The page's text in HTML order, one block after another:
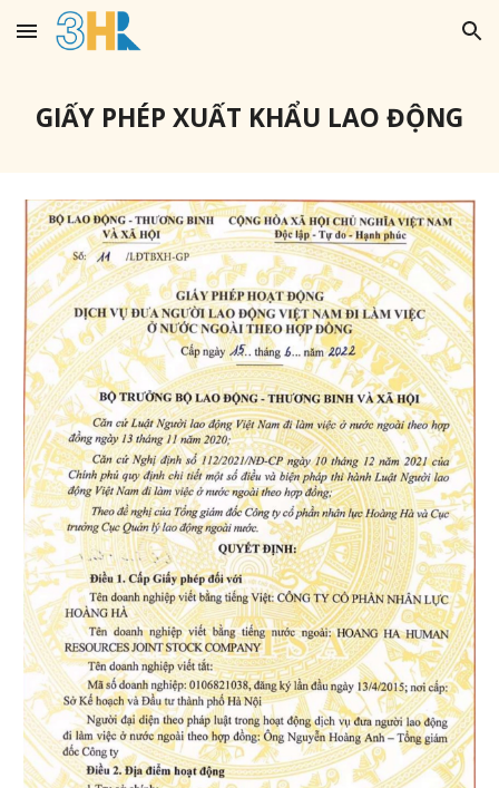
Skip to main content Skip to navigation
GIẤY PHÉP XUẤT KHẨU LAO ĐỘNG